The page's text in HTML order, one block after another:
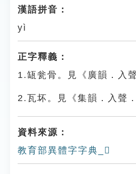
漢語拼音：
yì
正字釋義：
1.缻瓮骨。見《廣韻．入
2.瓦坏。見《集韻．入聲
資料來源：
教育部異體字字典_𤬩